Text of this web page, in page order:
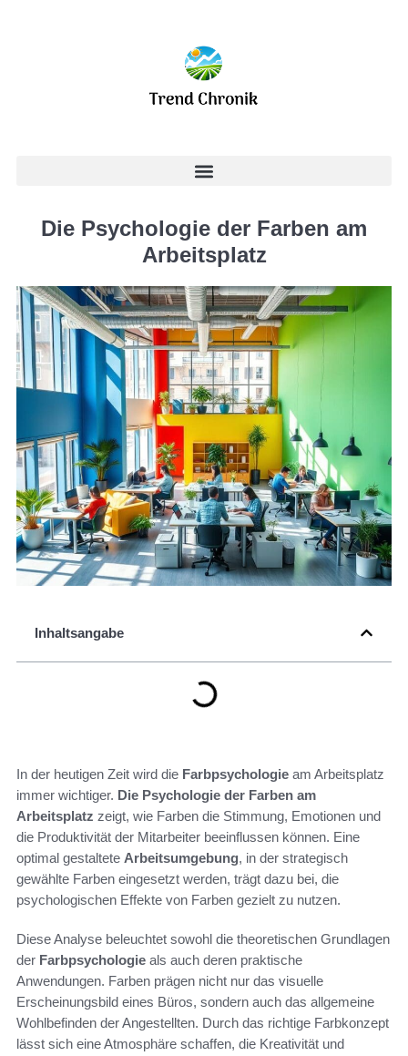
Die Psychologie der Farben am
Arbeitsplatz
Inhaltsangabe
In der heutigen Zeit wird die Farbpsychologie am Arbeitsplatz
immer wichtiger. Die Psychologie der Farben am
Arbeitsplatz zeigt, wie Farben die Stimmung, Emotionen und
die Produktivität der Mitarbeiter beeinflussen können. Eine
optimal gestaltete Arbeitsumgebung, in der strategisch
gewählte Farben eingesetzt werden, trägt dazu bei, die
psychologischen Effekte von Farben gezielt zu nutzen.
Diese Analyse beleuchtet sowohl die theoretischen Grundlagen
der Farbpsychologie als auch deren praktische
Anwendungen. Farben prägen nicht nur das visuelle
Erscheinungsbild eines Büros, sondern auch das allgemeine
Wohlbefinden der Angestellten. Durch das richtige Farbkonzept
lässt sich eine Atmosphäre schaffen, die Kreativität und